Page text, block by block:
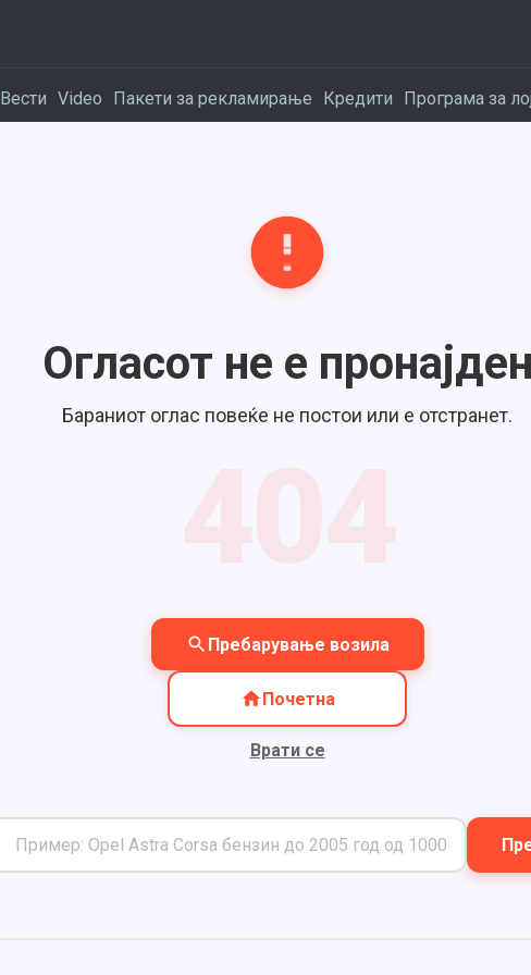
Вести Video Пакети за рекламирање Кредити Програма за
Огласот не е пронајден
Бараниот оглас повеќе не постои или е отстранет.
Пребарување возила
Почетна
Врати се